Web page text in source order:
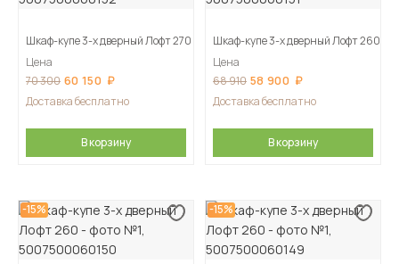
Шкаф-купе 3-х дверный Лофт 270
Цена
70 300 60 150
Доставка бесплатно
В корзину
Шкаф-купе 3-х дверный Лофт 260
Цена
68 910 58 900
Доставка бесплатно
В корзину
-15% -15%